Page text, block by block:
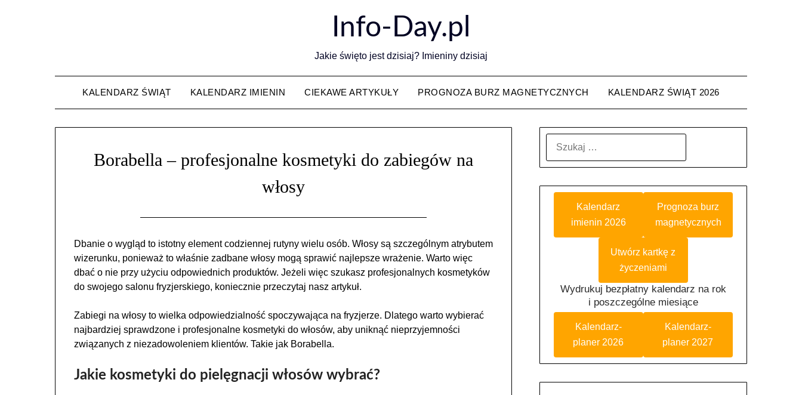
Info-Day.pl
Jakie święto jest dzisiaj? Imieniny dzisiaj
KALENDARZ ŚWIĄT KALENDARZ IMIENIN CIEKAWE ARTYKUŁY PROGNOZA BURZ MAGNETYCZNYCH KALENDARZ ŚWIĄT 2026
Borabella – profesjonalne kosmetyki do zabiegów na
włosy
Dbanie o wygląd to istotny element codziennej rutyny wielu osób. Włosy są szczególnym atrybutem
wizerunku, ponieważ to właśnie zadbane włosy mogą sprawić najlepsze wrażenie. Warto więc
dbać o nie przy użyciu odpowiednich produktów. Jeżeli więc szukasz profesjonalnych kosmetyków
do swojego salonu fryzjerskiego, koniecznie przeczytaj nasz artykuł.
Zabiegi na włosy to wielka odpowiedzialność spoczywająca na fryzjerze. Dlatego warto wybierać
najbardziej sprawdzone i profesjonalne kosmetyki do włosów, aby uniknąć nieprzyjemności
związanych z niezadowoleniem klientów. Takie jak Borabella.
Jakie kosmetyki do pielęgnacji włosów wybrać?
Kalendarz
imienin 2026
Prognoza burz
magnetycznych
Utwórz kartkę z
życzeniami
Wydrukuj bezpłatny kalendarz na rok
i poszczególne miesiące
Kalendarz-
planer 2026
Kalendarz-
planer 2027